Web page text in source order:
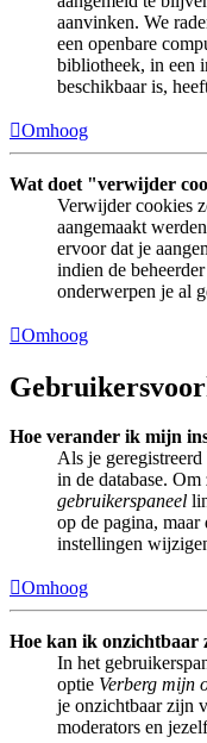
aanvinken. We
een openbare
bibliotheek, in een
beschikbaar is,
Omhoog
Wat doet "verwijder
Verwijder cookies
aangemaakt
ervoor dat je
indien de
onderwerpen je al
Omhoog
Hoe verander ik mijn
Als je
in de database.
gebruikerspaneel
op de pagina,
instellingen
Omhoog
Hoe kan ik onzichtbaar
In het
optie Verberg mijn
je onzichtbaar zijn
moderators en